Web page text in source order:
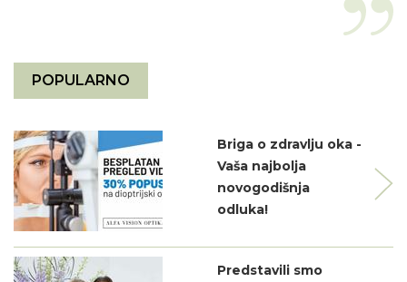
POPULARNO
Briga o zdravlju oka -
Vaša najbolja
novogodišnja
odluka!
Predstavili smo